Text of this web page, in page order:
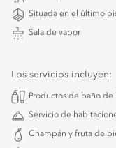
Situada en el último
Sala de vapor
Los servicios incluyen:
Productos de baño de
Servicio de
Champán y fruta de